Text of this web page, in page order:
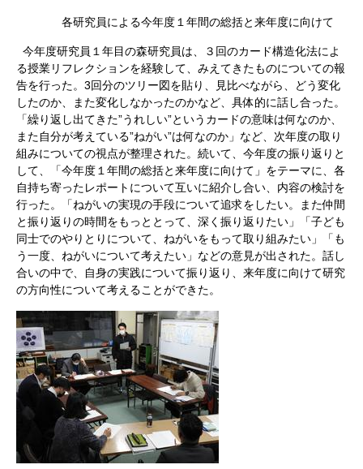
各研究員による今年度１年間の総括と来年度に向けて
今年度研究員１年目の森研究員は、３回のカード構造化法によ
る授業リフレクションを経験して、みえてきたものについての報
告を行った。3回分のツリー図を貼り、見比べながら、どう変化
したのか、また変化しなかったのかなど、具体的に話し合った。
「繰り返し出てきた”うれしい”というカードの意味は何なのか、
また自分が考えている”ねがい”は何なのか」など、次年度の取り
組みについての視点が整理された。続いて、今年度の振り返りと
して、「今年度１年間の総括と来年度に向けて」をテーマに、各
自持ち寄ったレポートについて互いに紹介し合い、内容の検討を
行った。「ねがいの実現の手段について追求をしたい。また仲間
と振り返りの時間をもっととって、深く振り返りたい」「子ども
同士でのやりとりについて、ねがいをもって取り組みたい」「も
う一度、ねがいについて考えたい」などの意見が出された。話し
合いの中で、自身の実践について振り返り、来年度に向けて研究
の方向性について考えることができた。